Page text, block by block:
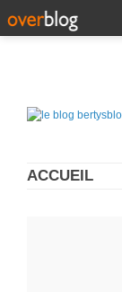
ACCUEIL